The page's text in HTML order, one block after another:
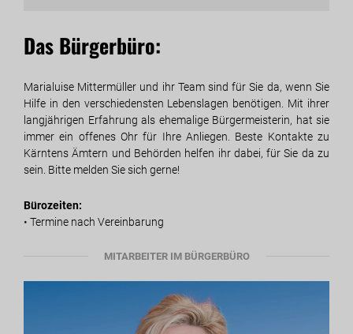
Das Bürgerbüro:
Marialuise Mittermüller und ihr Team sind für Sie da, wenn Sie
Hilfe in den verschiedensten Lebenslagen benötigen. Mit ihrer
langjährigen Erfahrung als ehemalige Bürgermeisterin, hat sie
immer ein offenes Ohr für Ihre Anliegen. Beste Kontakte zu
Kärntens Ämtern und Behörden helfen ihr dabei, für Sie da zu
sein. Bitte melden Sie sich gerne!
Bürozeiten:
• Termine nach Vereinbarung
MITARBEITER IM BÜRGERBÜRO